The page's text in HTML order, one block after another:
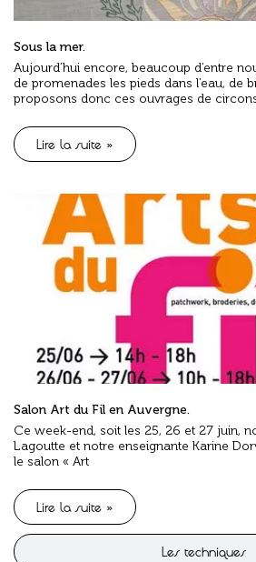
Les techniques
Sous la mer.
Aujourd’hui encore, beaucoup d’entre
de promenades les pieds dans l’eau, de
proposons donc ces ouvrages de
Lire la suite »
Salon Art du Fil en Auvergne.
Ce week-end, soit les 25, 26 et 27 juin,
Lagoutte et notre enseignante Karine
le salon « Art
Lire la suite »